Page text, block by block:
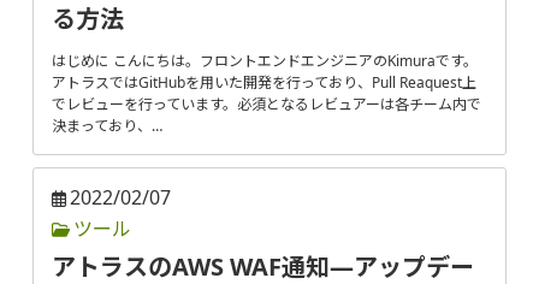
る方法
はじめに こんにちは。フロントエンドエンジニアのKimuraです。
アトラスではGitHubを用いた開発を行っており、Pull Reaquest上
でレビューを行っています。必須となるレビュアーは各チーム内で
決まっており、…
2022/02/07
ツール
アトラスのAWS WAF通知―アップデー